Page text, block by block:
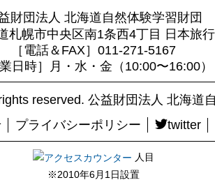
財団法人 北海道自然体験学習財団
札幌市中央区南1条西4丁目 日本旅
［電話＆FAX］011-271-5167
業日時］月・水・金（10:00〜16:00）
reserved. 公益財団法人 北海道
プライバシーポリシー twitter
人目
※2010年6月1日設置